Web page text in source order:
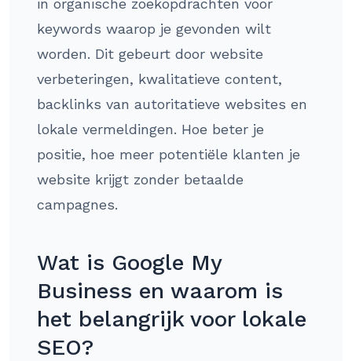
in organische zoekopdrachten voor
keywords waarop je gevonden wilt
worden. Dit gebeurt door website
verbeteringen, kwalitatieve content,
backlinks van autoritatieve websites en
lokale vermeldingen. Hoe beter je
positie, hoe meer potentiële klanten je
website krijgt zonder betaalde
campagnes.
Wat is Google My
Business en waarom is
het belangrijk voor lokale
SEO?